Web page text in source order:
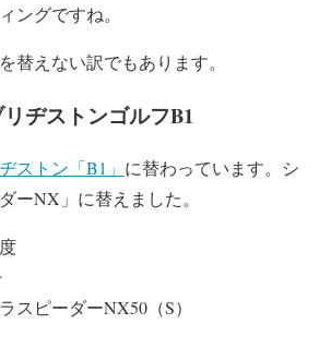
ングですね。
替えない訳でもあります。
ヂストンゴルフB1
ストン「B1」 に替わっています。シ
ーNX」に替えました。
スピーダーNX50（S）